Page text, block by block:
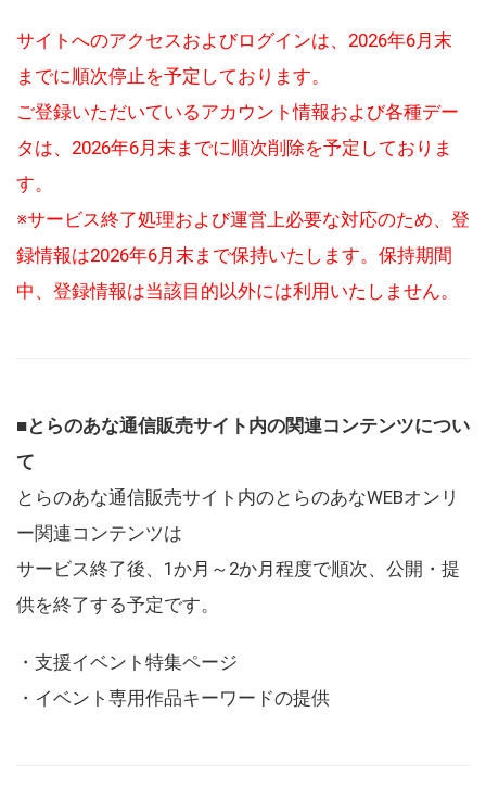
サイトへのアクセスおよびログインは、2026年6月末
までに順次停止を予定しております。
ご登録いただいているアカウント情報および各種デー
タは、2026年6月末までに順次削除を予定しておりま
す。
※サービス終了処理および運営上必要な対応のため、登
録情報は2026年6月末まで保持いたします。保持期間
中、登録情報は当該目的以外には利用いたしません。
■とらのあな通信販売サイト内の関連コンテンツについ
て
とらのあな通信販売サイト内のとらのあなWEBオンリ
ー関連コンテンツは
サービス終了後、1か月～2か月程度で順次、公開・提
供を終了する予定です。
・支援イベント特集ページ
・イベント専用作品キーワードの提供